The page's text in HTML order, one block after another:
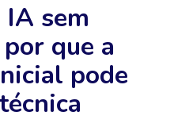
sem
que a
pode